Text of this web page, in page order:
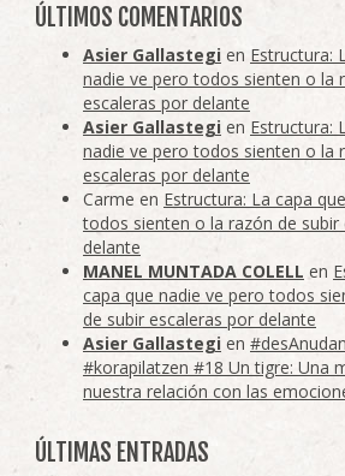
ÚLTIMOS COMENTARIOS
Asier Gallastegi en Estructura:
nadie ve pero todos sienten o la
escaleras por delante
Asier Gallastegi en Estructura:
nadie ve pero todos sienten o la
escaleras por delante
Carme en Estructura: La capa
todos sienten o la razón de subir
delante
MANEL MUNTADA COLELL en
capa que nadie ve pero todos
de subir escaleras por delante
Asier Gallastegi en
#korapilatzen #18 Un tigre: Una
nuestra relación con las
ÚLTIMAS ENTRADAS